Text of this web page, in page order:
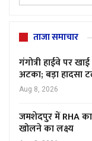
ताजा समाचार
गंगोत्री हाईवे पर
अटका; बड़ा हादसा
Aug 8, 2026
जमशेदपुर में RHA
खोलने का लक्ष्य